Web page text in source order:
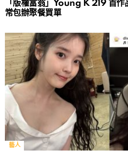
「版權富翁」Young K 219 首作
常包辦聚餐買單
藝人